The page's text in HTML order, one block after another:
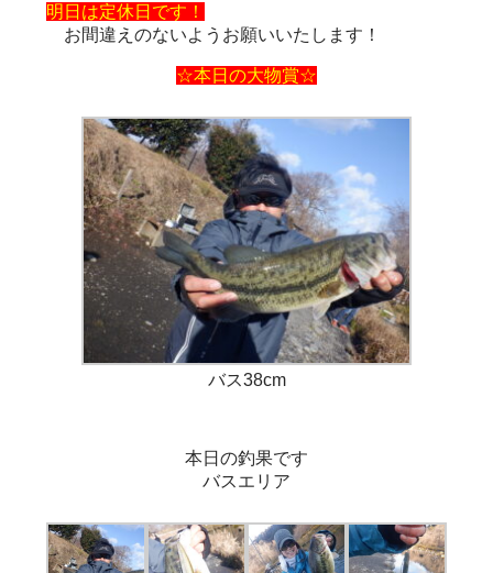
明日は定休日です！
お間違えのないようお願いいたします！
☆本日の大物賞☆
バス38cm
本日の釣果です
バスエリア